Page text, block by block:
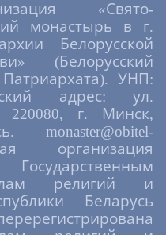
«Свято-
монастырь в г.
Белорусской
(Белорусский
Патриархата). УНП:
адрес: ул.
220080, г. Минск,
monaster@obitel-
организация
религий и
Беларусь